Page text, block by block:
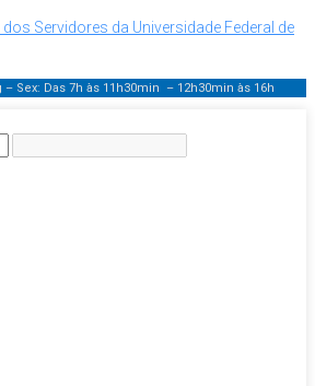
Servidores da Universidade Federal de
– Sex: Das 7h às 11h30min – 12h30min às 16h